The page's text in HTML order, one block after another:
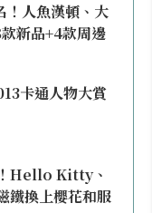
人魚漢頓、大
新品+4款周邊
卡通人物大賞
Hello Kitty、
鐵換上櫻花和服